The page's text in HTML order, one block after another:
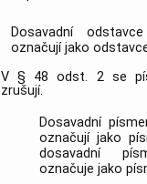
Dosavadní
označují jako
V § 48 odst. 2 se
zrušují.
Dosavadní
označují jako
dosavadní
označuje jako